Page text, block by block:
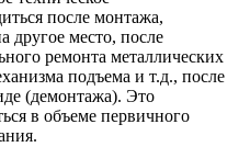
после монтажа,
другое место, после
ремонта металлических
подъема и т.д., после
(демонтажа). Это
в объеме первичного